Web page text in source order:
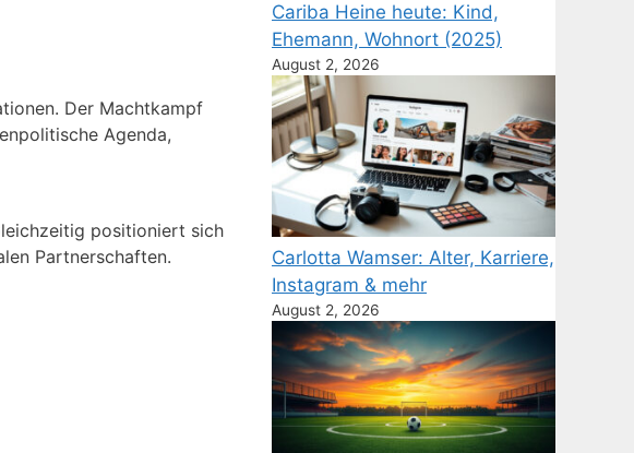
Der Machtkampf
Agenda,
positioniert sich
Partnerschaften.
Cariba Heine heute: Kind,
Ehemann, Wohnort (2025)
August 2, 2026
Carlotta Wamser: Alter, Karriere,
Instagram & mehr
August 2, 2026